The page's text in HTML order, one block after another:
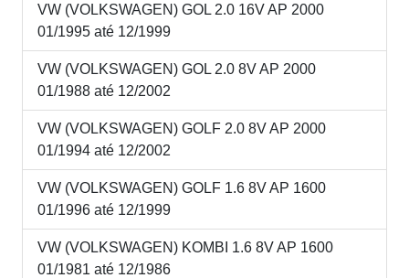
VW (VOLKSWAGEN) GOL 2.0 16V AP 2000
01/1995 até 12/1999
VW (VOLKSWAGEN) GOL 2.0 8V AP 2000
01/1988 até 12/2002
VW (VOLKSWAGEN) GOLF 2.0 8V AP 2000
01/1994 até 12/2002
VW (VOLKSWAGEN) GOLF 1.6 8V AP 1600
01/1996 até 12/1999
VW (VOLKSWAGEN) KOMBI 1.6 8V AP 1600
01/1981 até 12/1986